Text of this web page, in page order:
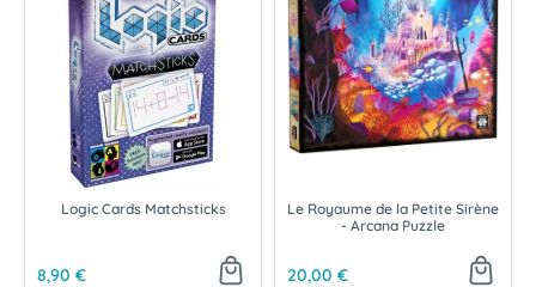
Logic Cards Matchsticks
8,90 €
Le Royaume de la Petite Sirène
- Arcana Puzzle
20,00 €